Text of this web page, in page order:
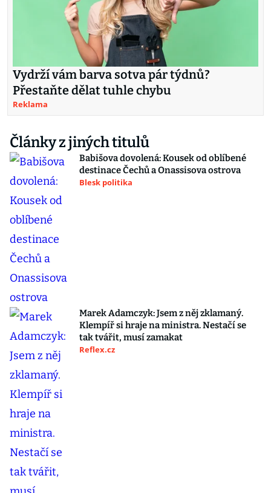
Vydrží vám barva sotva pár týdnů?
Přestaňte dělat tuhle chybu
Reklama
Články z jiných titulů
Babišova dovolená: Kousek od oblíbené
destinace Čechů a Onassisova ostrova
Blesk politika
Marek Adamczyk: Jsem z něj zklamaný.
Klempíř si hraje na ministra. Nestačí se
tak tvářit, musí zamakat
Reflex.cz